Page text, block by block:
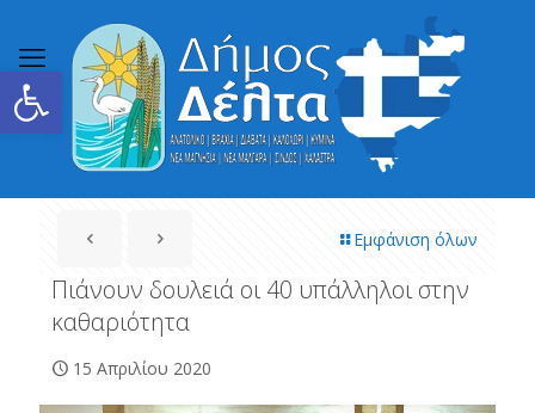
Ανοίξτε τη γραμμή εργαλείων
Εμφάνιση όλων
Πιάνουν δουλειά οι 40 υπάλληλοι στην
καθαριότητα
15 Απριλίου 2020